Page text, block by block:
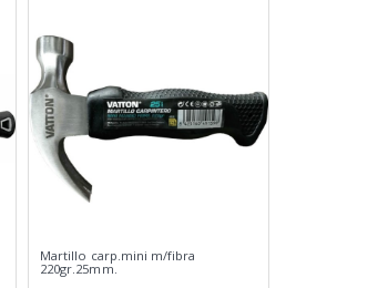
Martillo carp.mini m/fibra
220gr.25mm.